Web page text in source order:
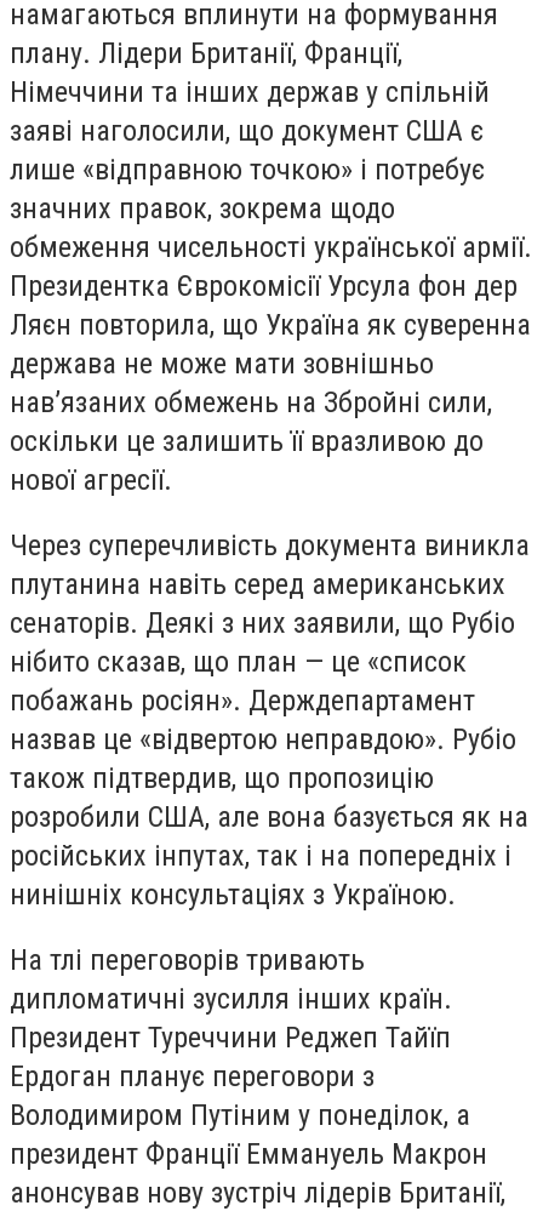
намагаються вплинути на формування
плану. Лідери Британії, Франції,
Німеччини та інших держав у спільній
заяві наголосили, що документ США є
лише «відправною точкою» і потребує
значних правок, зокрема щодо
обмеження чисельності української армії.
Президентка Єврокомісії Урсула фон дер
Ляєн повторила, що Україна як суверенна
держава не може мати зовнішньо
нав’язаних обмежень на Збройні сили,
оскільки це залишить її вразливою до
нової агресії.
Через суперечливість документа виникла
плутанина навіть серед американських
сенаторів. Деякі з них заявили, що Рубіо
нібито сказав, що план — це «список
побажань росіян». Держдепартамент
назвав це «відвертою неправдою». Рубіо
також підтвердив, що пропозицію
розробили США, але вона базується як на
російських інпутах, так і на попередніх і
нинішніх консультаціях з Україною.
На тлі переговорів тривають
дипломатичні зусилля інших країн.
Президент Туреччини Реджеп Тайїп
Ердоган планує переговори з
Володимиром Путіним у понеділок, а
президент Франції Еммануель Макрон
анонсував нову зустріч лідерів Британії,